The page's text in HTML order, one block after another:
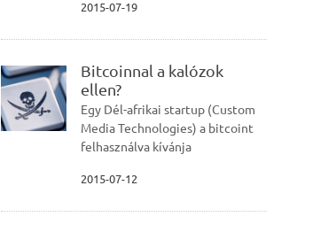
2015-07-19
Bitcoinnal a kalózok
ellen?
Egy Dél-afrikai startup (Custom
Media Technologies) a bitcoint
felhasználva kívánja
2015-07-12